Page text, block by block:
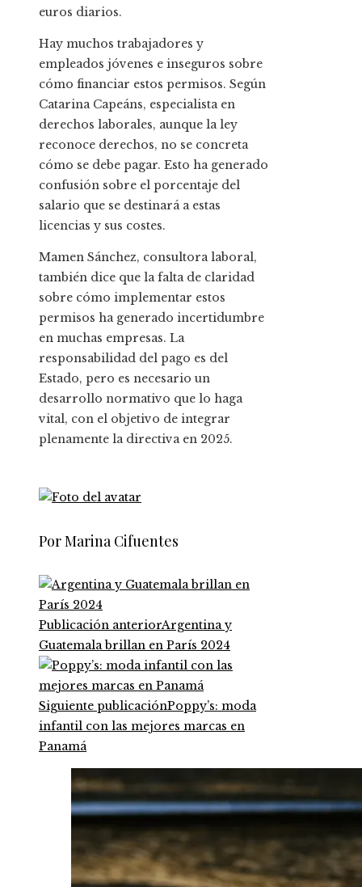
euros diarios.
Hay muchos trabajadores y
empleados jóvenes e inseguros sobre
cómo financiar estos permisos. Según
Catarina Capeáns, especialista en
derechos laborales, aunque la ley
reconoce derechos, no se concreta
cómo se debe pagar. Esto ha generado
confusión sobre el porcentaje del
salario que se destinará a estas
licencias y sus costes.
Mamen Sánchez, consultora laboral,
también dice que la falta de claridad
sobre cómo implementar estos
permisos ha generado incertidumbre
en muchas empresas. La
responsabilidad del pago es del
Estado, pero es necesario un
desarrollo normativo que lo haga
vital, con el objetivo de integrar
plenamente la directiva en 2025.
Por Marina Cifuentes
Publicación anteriorArgentina y
Guatemala brillan en París 2024
Siguiente publicaciónPoppy’s: moda
infantil con las mejores marcas en
Panamá